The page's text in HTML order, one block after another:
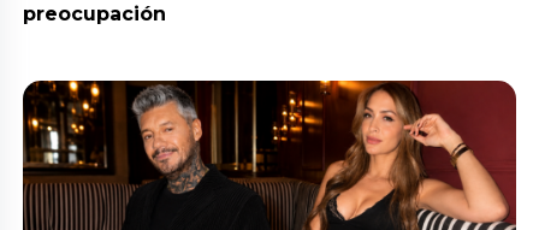
preocupación